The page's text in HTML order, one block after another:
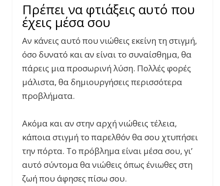
Πρέπει να φτιάξεις αυτό που
έχεις μέσα σου
Αν κάνεις αυτό που νιώθεις εκείνη τη στιγμή,
όσο δυνατό και αν είναι το συναίσθημα, θα
πάρεις μια προσωρινή λύση. Πολλές φορές
μάλιστα, θα δημιουργήσεις περισσότερα
προβλήματα.
Ακόμα και αν στην αρχή νιώθεις τέλεια,
κάποια στιγμή το παρελθόν θα σου χτυπήσει
την πόρτα. Το πρόβλημα είναι μέσα σου, γι’
αυτό σύντομα θα νιώθεις όπως ένιωθες στη
ζωή που άφησες πίσω σου.